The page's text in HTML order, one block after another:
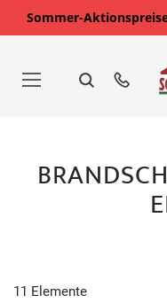
Sommer-
springen
11 Elemente